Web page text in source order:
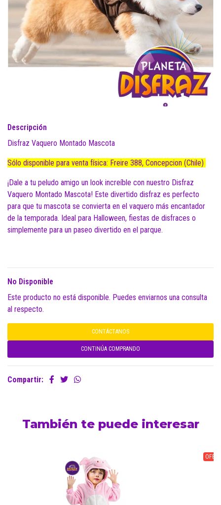
Descripción
Disfraz Vaquero Montado Mascota
Sólo disponible para venta física: Freire 388, Concepcion (Chile)
¡Dale a tu peludo amigo un look increíble con nuestro Disfraz
Vaquero Montado Mascota! Este divertido disfraz es perfecto
para que tu mascota se convierta en el vaquero más encantador
de la temporada. Ideal para Halloween, fiestas de disfraces o
simplemente para un paseo divertido en el parque.
No Disponible
Este producto no está disponible. Puedes enviarnos una consulta
al respecto.
CONTÁCTANOS
CONTINÚA COMPRANDO
Compartir:
También te puede interesar